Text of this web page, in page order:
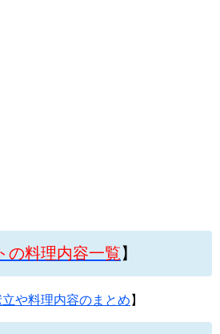
の料理内容一覧】
や料理内容のまとめ 】